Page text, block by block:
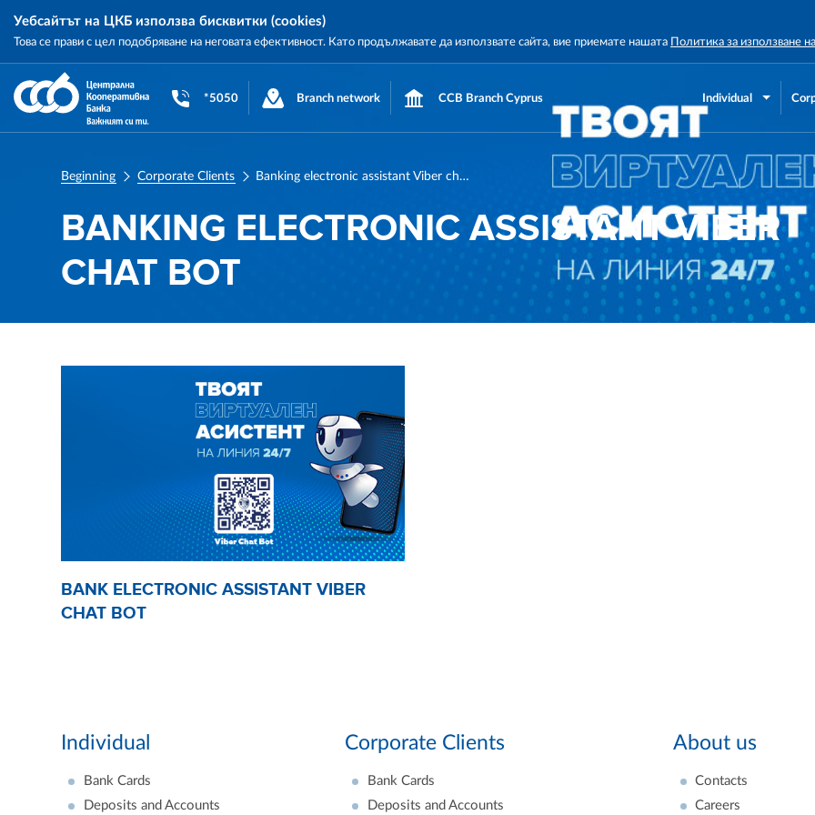
Уебсайтът на ЦКБ използва бисквитки (cookies)
Това се прави с цел подобряване на неговата ефективност. Като продължавате да използвате сайта, вие приемате нашата Политика за използване
Cooperative
*5050 Branch network CCB Branch Cyprus Individual
Beginning Corporate Clients Banking electronic assistant Viber chat bot
BANKING ELECTRONIC ASSISTANT VIBER
CHAT BOT
BANK ELECTRONIC ASSISTANT VIBER
CHAT BOT
Individual
Bank Cards
Deposits and Accounts
Corporate Clients
Bank Cards
Deposits and Accounts
About us
Contacts
Careers